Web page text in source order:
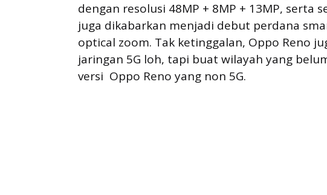
dengan resolusi 48MP + 8MP + 13MP, serta
juga dikabarkan menjadi debut perdana
optical zoom. Tak ketinggalan, Oppo Reno
jaringan 5G loh, tapi buat wilayah yang
versi Oppo Reno yang non 5G.